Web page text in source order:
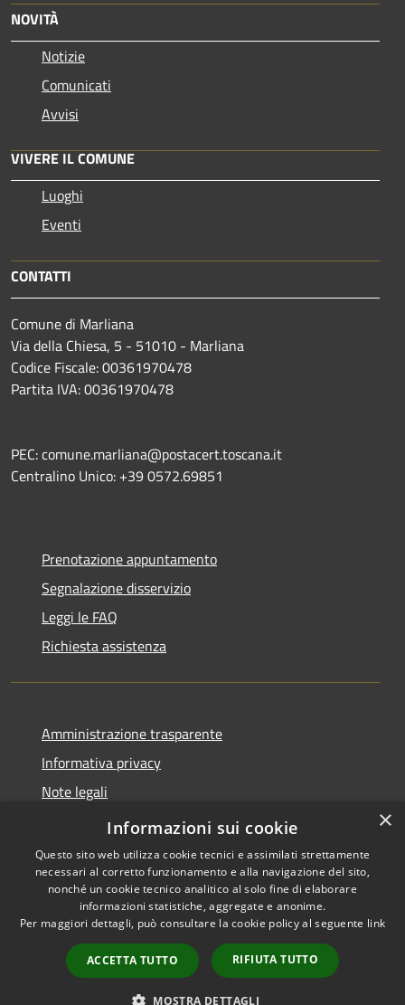
NOVITÀ
Notizie
Comunicati
Avvisi
VIVERE IL COMUNE
Luoghi
Eventi
CONTATTI
Comune di Marliana
Via della Chiesa, 5 - 51010 - Marliana
Codice Fiscale: 00361970478
Partita IVA: 00361970478
PEC: comune.marliana@postacert.toscana.it
Centralino Unico: +39 0572.69851
Prenotazione appuntamento
Segnalazione disservizio
Leggi le FAQ
Richiesta assistenza
Amministrazione trasparente
Informativa privacy
Note legali
Dichiarazione di accessibilità
Accessibilità
Copyright © 2026 • Comune di
Marliana • Powered by
Municipium•
Accesso
redazione
×
Informazioni sui cookie
Questo sito web utilizza cookie tecnici e assimilati strettamente
necessari al corretto funzionamento e alla navigazione del sito,
nonché un cookie tecnico analitico al solo fine di elaborare
informazioni statistiche, aggregate e anonime.
Per maggiori dettagli, può consultare la cookie policy al seguente link
ACCETTA TUTTO RIFIUTA TUTTO
MOSTRA DETTAGLI